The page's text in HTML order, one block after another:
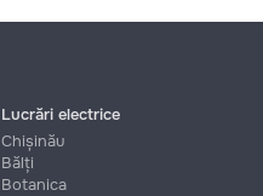
Lucrări electrice
Chișinău
Bălți
Botanica